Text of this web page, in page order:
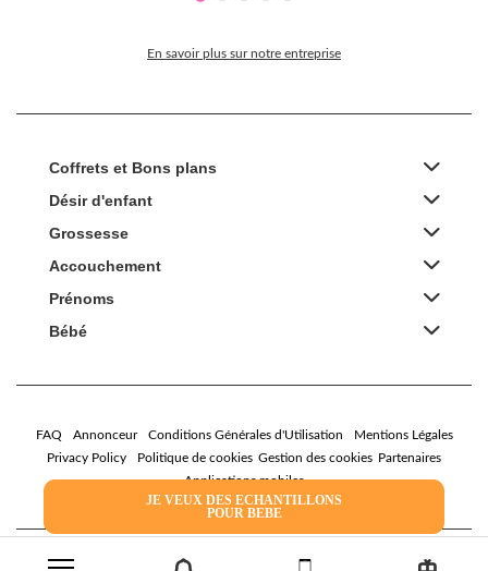
JE VEUX DES ECHANTILLONS
POUR BEBE
En savoir plus sur notre entreprise
Coffrets et Bons plans
Désir d'enfant
Grossesse
Accouchement
Prénoms
Bébé
FAQ Annonceur Conditions Générales d'Utilisation
Mentions Légales
Privacy Policy
Politique de cookies Gestion des cookies Partenaires
Applications mobiles